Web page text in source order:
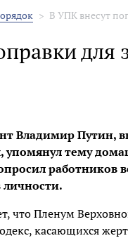
В УПК внесут
Владимир Путин,
упомянул тему
работников
что Пленум
касающихся